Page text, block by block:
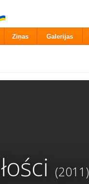
Ziņas Galerijas
(2011)